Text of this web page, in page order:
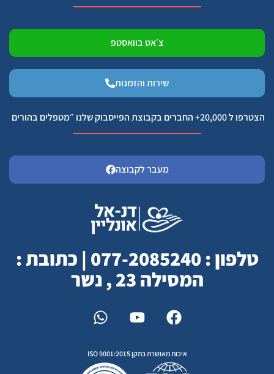
צ׳אט בוואסטפ
שירות והזמנות
הצטרפו ל 20,000+ החברים בקבוצת הפייסבוק שלנו ״מטפלים בהורים
מעבר לקבוצה
טלפון : 077-2085240 | כתובת :
המסילה 23 , נשר
איכות מאושרת בתקן ISO 9001:2015